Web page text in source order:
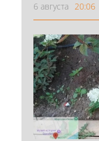
6 августа 20:06